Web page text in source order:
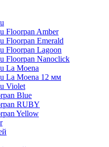
Floorpan Amber
Floorpan Emerald
Floorpan Lagoon
Floorpan Nanoclick
La Moena
La Moena 12 мм
Violet
Blue
RUBY
Yellow